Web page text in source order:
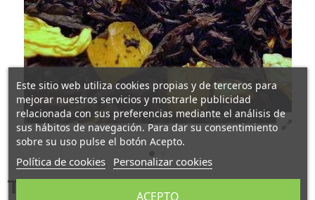
Té Mango Indica
Este sitio web utiliza cookies propias y de terceros para
mejorar nuestros servicios y mostrarle publicidad
relacionada con sus preferencias mediante el análisis de
sus hábitos de navegación. Para dar su consentimiento
sobre su uso pulse el botón Acepto.
Política de cookies Personalizar cookies
ACEPTO